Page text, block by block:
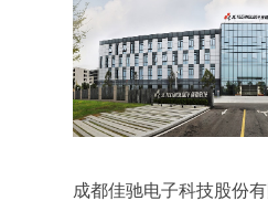
成都佳驰电子科技股份